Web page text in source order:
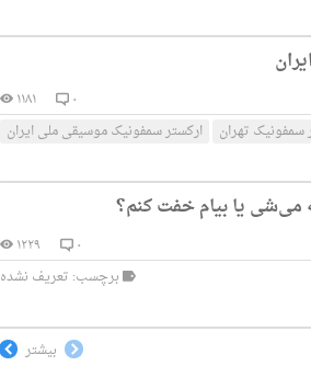
۰ ۱۱۸۱
سمفونیک تهران ارکستر سمفونیک موسیقی ملی ایران
می‌شی یا بیام خفت کنم؟
۰ ۱۲۲۹
برچسب: تعریف نشده
بیشتر